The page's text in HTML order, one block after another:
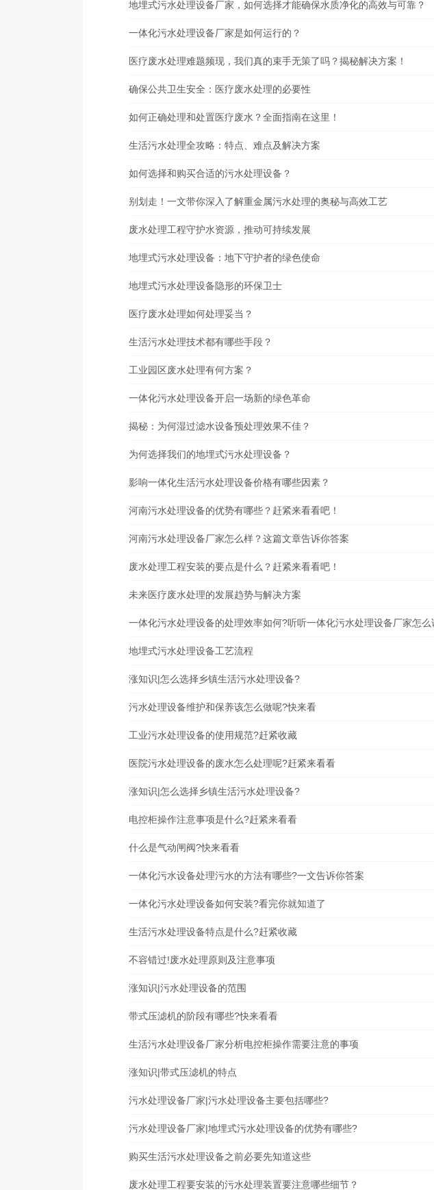
地埋式污水处理设备厂家，如何选择才能确保水质净化的高效与可靠？
一体化污水处理设备厂家是如何运行的？
医疗废水处理难题频现，我们真的束手无策了吗？揭秘解决方案！
确保公共卫生安全：医疗废水处理的必要性
如何正确处理和处置医疗废水？全面指南在这里！
生活污水处理全攻略：特点、难点及解决方案
如何选择和购买合适的污水处理设备？
别划走！一文带你深入了解重金属污水处理的奥秘与高效工艺
废水处理工程守护水资源，推动可持续发展
地埋式污水处理设备：地下守护者的绿色使命
地埋式污水处理设备隐形的环保卫士
医疗废水处理如何处理妥当？
生活污水处理技术都有哪些手段？
工业园区废水处理有何方案？
一体化污水处理设备开启一场新的绿色革命
揭秘：为何湿过滤水设备预处理效果不佳？
为何选择我们的地埋式污水处理设备？
影响一体化生活污水处理设备价格有哪些因素？
河南污水处理设备的优势有哪些？赶紧来看看吧！
河南污水处理设备厂家怎么样？这篇文章告诉你答案
废水处理工程安装的要点是什么？赶紧来看看吧！
未来医疗废水处理的发展趋势与解决方案
一体化污水处理设备的处理效率如何?听听一体化污水处理设备厂家怎么
地埋式污水处理设备工艺流程
涨知识|怎么选择乡镇生活污水处理设备?
污水处理设备维护和保养该怎么做呢?快来看
工业污水处理设备的使用规范?赶紧收藏
医院污水处理设备的废水怎么处理呢?赶紧来看看
涨知识|怎么选择乡镇生活污水处理设备?
电控柜操作注意事项是什么?赶紧来看看
什么是气动闸阀?快来看看
一体化污水设备处理污水的方法有哪些?一文告诉你答案
一体化污水处理设备如何安装?看完你就知道了
生活污水处理设备特点是什么?赶紧收藏
不容错过!废水处理原则及注意事项
涨知识|污水处理设备的范围
带式压滤机的阶段有哪些?快来看看
生活污水处理设备厂家分析电控柜操作需要注意的事项
涨知识|带式压滤机的特点
污水处理设备厂家|污水处理设备主要包括哪些?
污水处理设备厂家|地埋式污水处理设备的优势有哪些?
购买生活污水处理设备之前必要先知道这些
废水处理工程要安装的污水处理装置要注意哪些细节？